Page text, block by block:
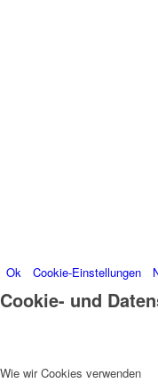
Ok Cookie-Einstellungen
Cookie- und
Wie wir Cookies verwenden